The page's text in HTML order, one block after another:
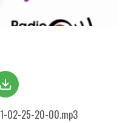
02-25-20-00.mp3